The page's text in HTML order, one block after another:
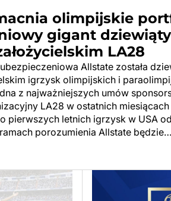
olimpijskie
gigant
LA28
Allstate została
igrzysk olimpijskich i
z najważniejszych umów
LA28 w ostatnich miesiącach
pierwszych letnich igrzysk w USA
porozumienia Allstate będzie…